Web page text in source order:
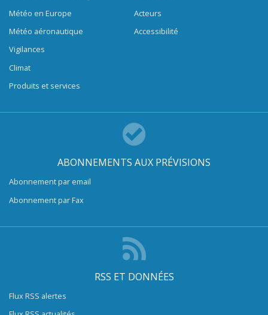
Météo en Europe
Météo aéronautique
Vigilances
Climat
Produits et services
Acteurs
Accessibilité
ABONNEMENTS AUX PRÉVISIONS
Abonnement par email
Abonnement par Fax
RSS ET DONNÉES
Flux RSS alertes